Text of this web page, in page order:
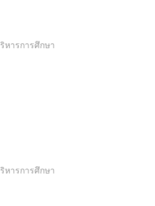
หารการศึกษา
หารการศึกษา